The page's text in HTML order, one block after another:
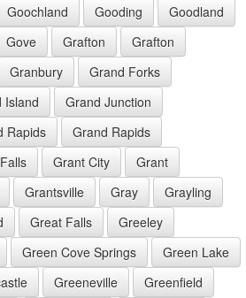
Goochland Gooding
Goodland
Gove Grafton
Grafton
Granbury
Grand Forks
Island
Grand Junction
Rapids
Grand Rapids
Grant City
Grant
Grantsville Gray
Grayling
Great Falls
Greeley
Green Cove Springs
Green Lake
Greeneville
Greenfield